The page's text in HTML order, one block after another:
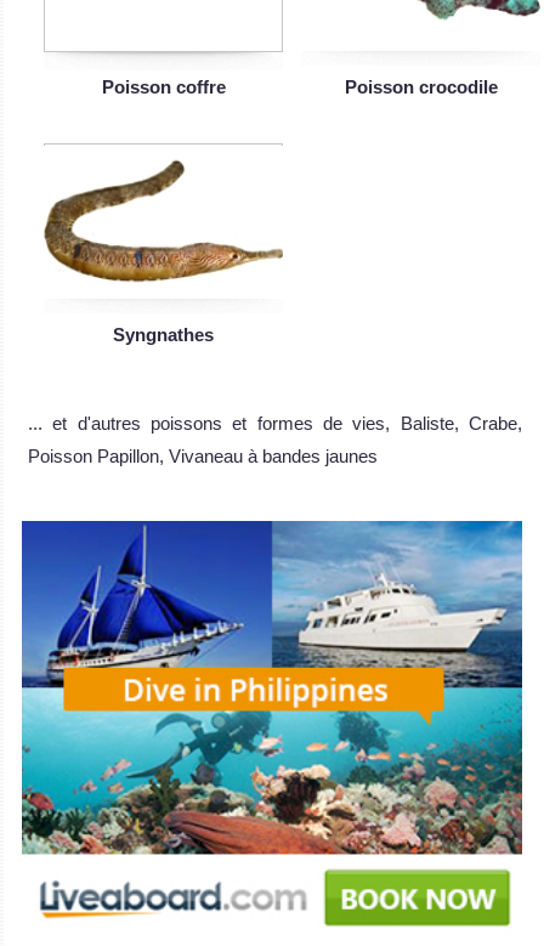
Poisson coffre Poisson crocodile
Syngnathes
... et d'autres poissons et formes de vies, Baliste, Crabe,
Poisson Papillon, Vivaneau à bandes jaunes